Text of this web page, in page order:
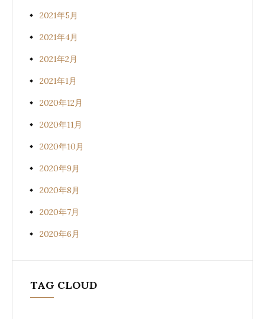
2021年5月
2021年4月
2021年2月
2021年1月
2020年12月
2020年11月
2020年10月
2020年9月
2020年8月
2020年7月
2020年6月
TAG CLOUD